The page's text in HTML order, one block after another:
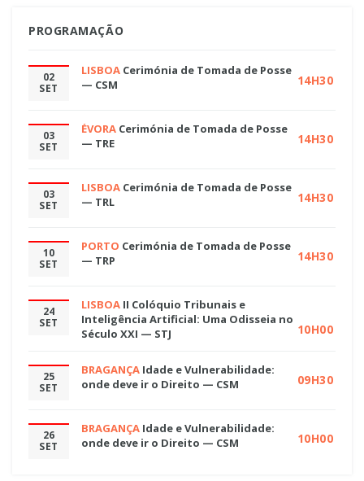
PROGRAMAÇÃO
02
SET
LISBOA Cerimónia de Tomada de Posse
— CSM
14H30
03
SET
ÉVORA Cerimónia de Tomada de Posse
— TRE
14H30
03
SET
LISBOA Cerimónia de Tomada de Posse
— TRL
14H30
10
SET
PORTO Cerimónia de Tomada de Posse
— TRP
14H30
24
SET
LISBOA II Colóquio Tribunais e
Inteligência Artificial: Uma Odisseia no
Século XXI — STJ
10H00
25
SET
BRAGANÇA Idade e Vulnerabilidade:
onde deve ir o Direito — CSM
09H30
26
SET
BRAGANÇA Idade e Vulnerabilidade:
onde deve ir o Direito — CSM
10H00